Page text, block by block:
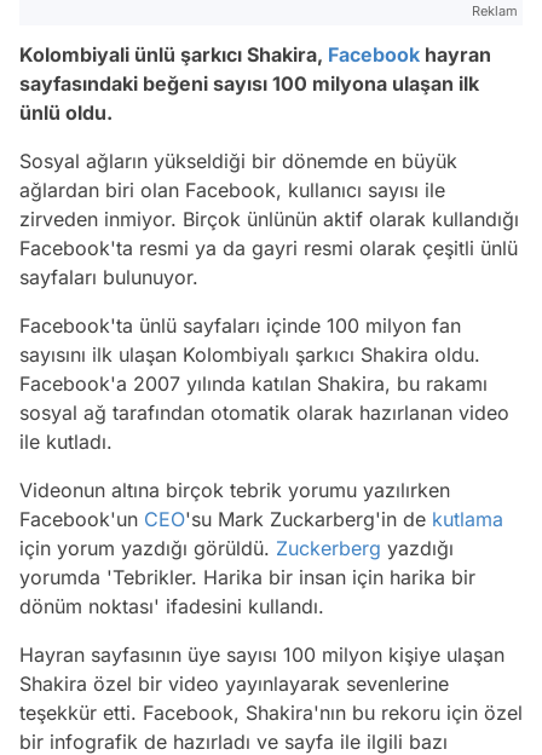
Reklam
Kolombiyali ünlü şarkıcı Shakira, Facebook hayran
sayfasındaki beğeni sayısı 100 milyona ulaşan ilk
ünlü oldu.
Sosyal ağların yükseldiği bir dönemde en büyük
ağlardan biri olan Facebook, kullanıcı sayısı ile
zirveden inmiyor. Birçok ünlünün aktif olarak kullandığı
Facebook'ta resmi ya da gayri resmi olarak çeşitli ünlü
sayfaları bulunuyor.
Facebook'ta ünlü sayfaları içinde 100 milyon fan
sayısını ilk ulaşan Kolombiyalı şarkıcı Shakira oldu.
Facebook'a 2007 yılında katılan Shakira, bu rakamı
sosyal ağ tarafından otomatik olarak hazırlanan video
ile kutladı.
Videonun altına birçok tebrik yorumu yazılırken
Facebook'un CEO'su Mark Zuckarberg'in de kutlama
için yorum yazdığı görüldü. Zuckerberg yazdığı
yorumda 'Tebrikler. Harika bir insan için harika bir
dönüm noktası' ifadesini kullandı.
Hayran sayfasının üye sayısı 100 milyon kişiye ulaşan
Shakira özel bir video yayınlayarak sevenlerine
teşekkür etti. Facebook, Shakira'nın bu rekoru için özel
bir infografik de hazırladı ve sayfa ile ilgili bazı